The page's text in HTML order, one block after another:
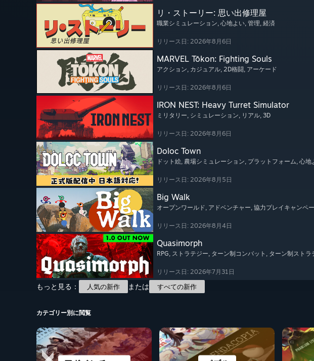
リ・ストーリー: 思い出修理屋
職業シミュレーション, 心地よい, 管理, 経済
リリース日: 2026年8月6日
MARVEL Tōkon: Fighting Souls
アクション, カジュアル, 2D格闘, アーケード
リリース日: 2026年8月6日
IRON NEST: Heavy Turret Simulator
ミリタリー, シミュレーション, リアル, 3D
リリース日: 2026年8月6日
Doloc Town
ドット絵, 農場シミュレーション, プラットフォーム, 心地
リリース日: 2026年8月5日
Big Walk
オープンワールド, アドベンチャー, 協力プレイキャンペ
リリース日: 2026年8月4日
Quasimorph
RPG, ストラテジー, ターン制コンバット , ターン制ストラ
リリース日: 2026年7月31日
もっと見る：
人気の新作 または すべての新作
カテゴリー別に閲覧